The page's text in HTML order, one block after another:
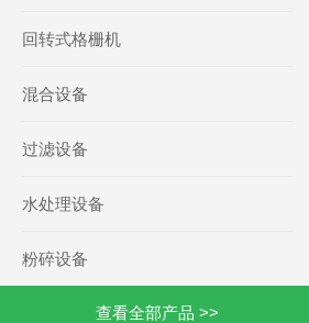
回转式格栅机
混合设备
过滤设备
水处理设备
粉碎设备
查看全部产品 >>